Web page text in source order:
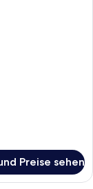
Preise sehen